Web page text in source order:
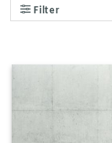
Filter